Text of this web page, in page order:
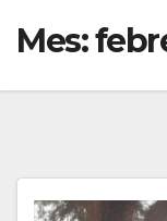
Mes: